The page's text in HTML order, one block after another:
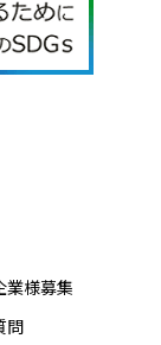
業様募集
問